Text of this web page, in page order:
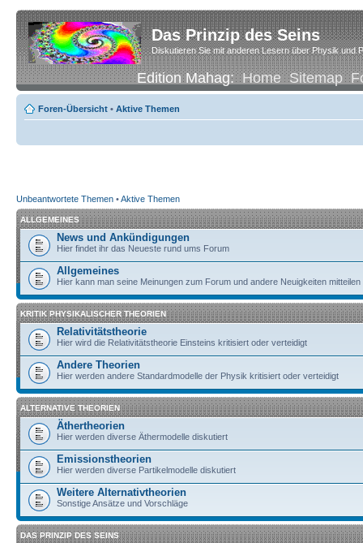
Das Prinzip des Seins
Diskutieren Sie mit anderen Lesern über Physik und
Edition Mahag:Home Sitemap
Foren-Übersicht • Aktive Themen
Unbeantwortete Themen •Aktive Themen
ALLGEMEINES
News und Ankündigungen
Hier findet ihr das Neueste rund ums Forum
Allgemeines
Hier kann man seine Meinungen zum Forum und andere Neuigkeiten mitteilen
KRITIK PHYSIKALISCHER THEORIEN
Relativitätstheorie
Hier wird die Relativitätstheorie Einsteins kritisiert oder verteidigt
Andere Theorien
Hier werden andere Standardmodelle der Physik kritisiert oder verteidigt
ALTERNATIVE THEORIEN
Äthertheorien
Hier werden diverse Äthermodelle diskutiert
Emissionstheorien
Hier werden diverse Partikelmodelle diskutiert
Weitere Alternativtheorien
Sonstige Ansätze und Vorschläge
DAS PRINZIP DES SEINS